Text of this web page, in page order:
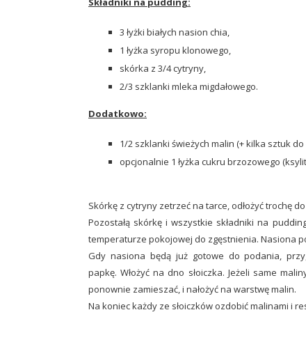
3 łyżki białych nasion chia,
1 łyżka syropu klonowego,
skórka z 3/4 cytryny,
2/3 szklanki mleka migdałowego.
Dodatkowo:
1/2 szklanki świeżych malin (+ kilka sztuk
opcjonalnie 1 łyżka cukru brzozowego
Skórkę z cytryny zetrzeć na tarce, odłożyć trochę
Pozostałą skórkę i wszystkie składniki na
temperaturze pokojowej do zgęstnienia. Nasiona
Gdy nasiona będą już gotowe do podania,
papkę. Włożyć na dno słoiczka. Jeżeli same
ponownie zamieszać, i nałożyć na warstwę malin.
Na koniec każdy ze słoiczków ozdobić malinami i